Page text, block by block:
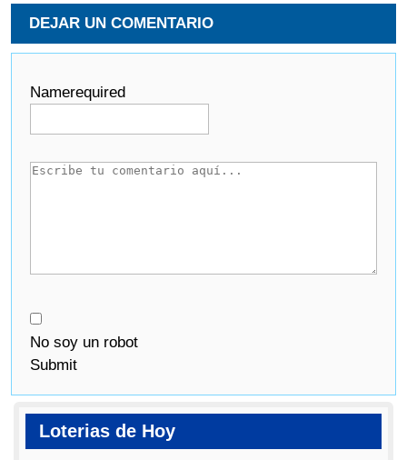
DEJAR UN COMENTARIO
Namerequired
No soy un robot
Submit
Loterias de Hoy